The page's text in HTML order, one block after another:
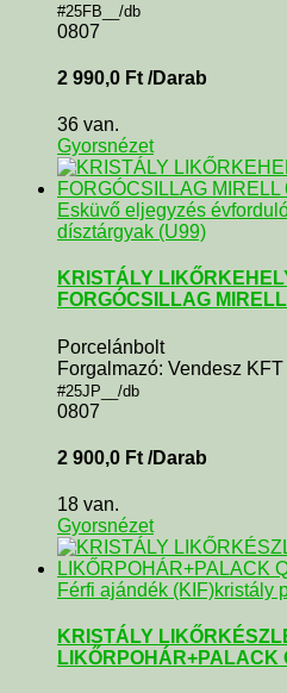
#25FB__/db
0807
2 990,0 Ft /Darab
36 van.
Gyorsnézet
Esküvő eljegyzés
dísztárgyak (U99)
KRISTÁLY
FORGÓCSILLAG
Porcelánbolt
Forgalmazó: Vendesz
#25JP__/db
0807
2 900,0 Ft /Darab
18 van.
Gyorsnézet
Férfi ajándék (KIF)kristály
KRISTÁLY
LIKŐRPOHÁR+PALACK